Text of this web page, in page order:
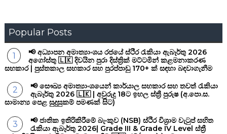
Popular Posts
📢 අධ්‍යාපන අමාත්‍යාංශය රජයේ ස්ථිර රැකියා ඇබෑර්තු 2026
අගෝස්තු 🇱🇰 දිවයින පුරා දිස්ත්‍රික් මට්ටමින් කළමනාකරණ
සහකාර | පුස්තකාල සහකාර සහ පුරප්පාඩු 170+ ක් සඳහා බඳවාගැනීම
📢 සෞඛ්‍ය අමාත්‍යාංශයෙන් කාර්යාල සහකාර සහ තවත් රැකියා
ඇබෑර්තු 2026 🇱🇰 | අවුරුදු 18ට ඉහල ස්ත්‍රී පුරුෂ (අ.පො.ස.
සාමාන්‍ය පෙළ සුදුසුකම් පමණක් සිට)
📢 ජාතික ඉතිරිකිරීමේ බැංකුව (NSB) ස්ථිර විශ්‍රාම වැටුප් සහිත
රැකියා ඇබෑර්තු 2026| Grade III & Grade IV Level ස්ත්‍රී